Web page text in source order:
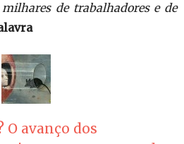
de trabalhadores e de
O avanço dos